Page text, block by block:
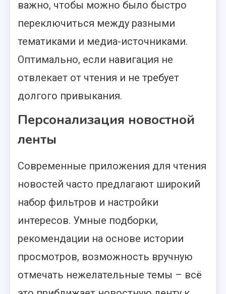
важно, чтобы можно было быстро
переключиться между разными
тематиками и медиа-источниками.
Оптимально, если навигация не
отвлекает от чтения и не требует
долгого привыкания.
Персонализация новостной
ленты
Современные приложения для чтения
новостей часто предлагают широкий
набор фильтров и настройки
интересов. Умные подборки,
рекомендации на основе истории
просмотров, возможность вручную
отмечать нежелательные темы – всё